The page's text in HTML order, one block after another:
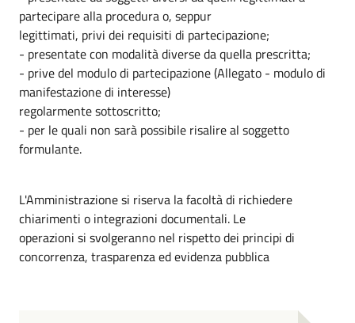
partecipare alla procedura o, seppur
legittimati, privi dei requisiti di partecipazione;
- presentate con modalità diverse da quella prescritta;
- prive del modulo di partecipazione (Allegato - modulo di
manifestazione di interesse)
regolarmente sottoscritto;
- per le quali non sarà possibile risalire al soggetto
formulante.
L'Amministrazione si riserva la facoltà di richiedere
chiarimenti o integrazioni documentali. Le
operazioni si svolgeranno nel rispetto dei principi di
concorrenza, trasparenza ed evidenza pubblica